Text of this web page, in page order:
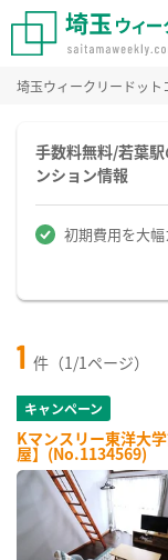
埼玉ウィークリードット
手数料無料/若葉
ンション情報
初期費用を大幅
1 件（1/1ページ）
キャンペーン
Kマンスリー東洋大
屋】(No.1134569)